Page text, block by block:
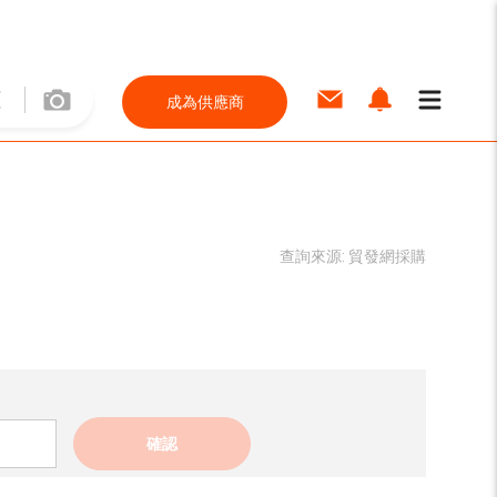
成為供應商
查詢來源: 貿發網採購
確認